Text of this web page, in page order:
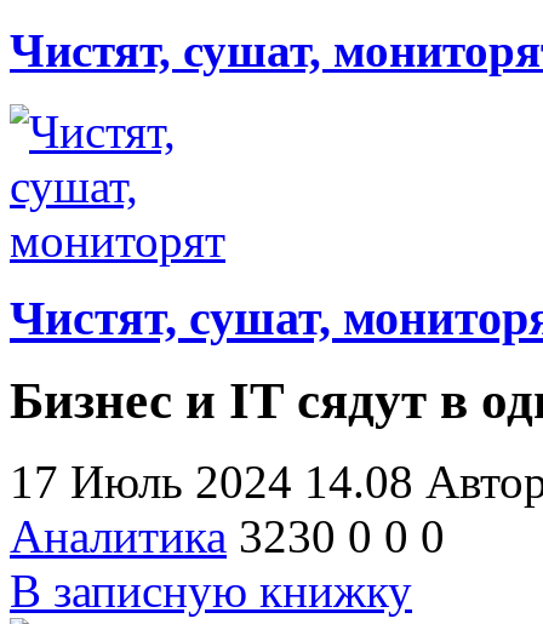
Чистят, сушат,
Чистят, сушат,
Бизнес и IT сядут в
17 Июль 2024 14.08
Аналитика 3230 0 0 0
В записную книжку